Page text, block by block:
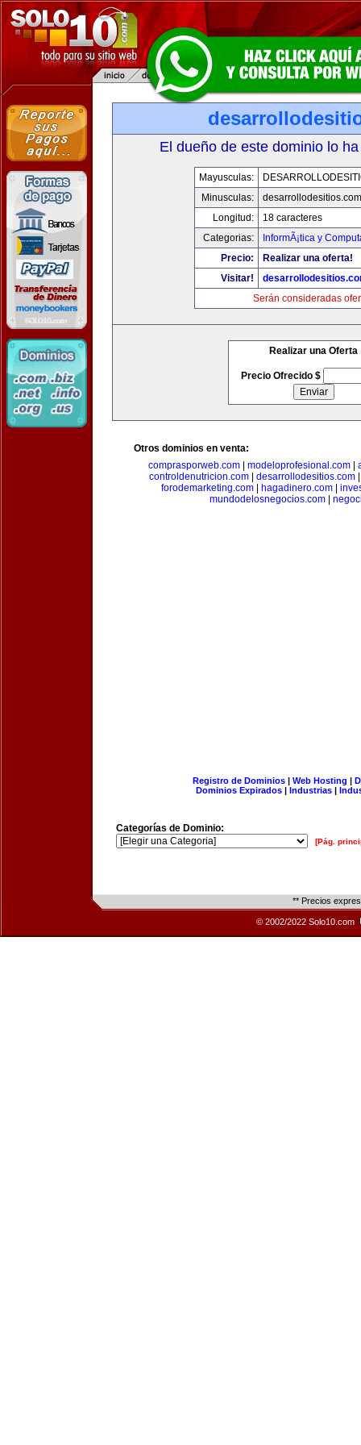
El dueño de este dominio lo
Mayusculas:
Minusculas:
desarrollodesitios.com
Longitud:
18 caracteres
Categorias:
InformÃ¡tica y
Precio:
Realizar una oferta!
Visitar!
Serán consideradas
Realizar una Oferta
Precio Ofrecido $
Otros dominios en venta:
comprasporweb.com| modeloprofesional.com|
controldenutricion.com
desarrollodesitios.com
forodemarketing.com| hagadinero.com|
mundodelosnegocios.com
Registro de Dominios| Web Hosting |
Dominios Expirados | Industrias |
Categorías de Dominio:
[Pág.
** Precios
© 2002/2022 Solo10.com